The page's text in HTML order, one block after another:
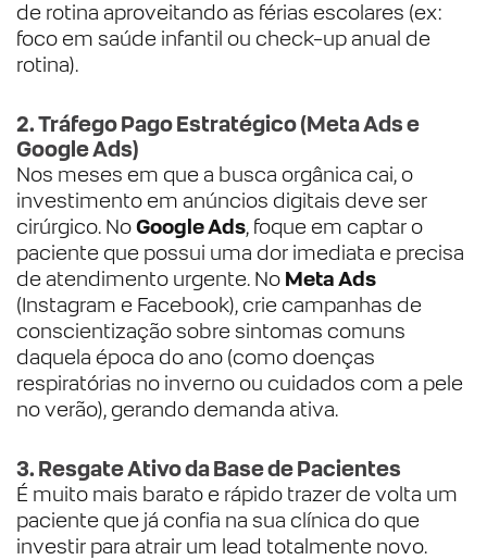
de rotina aproveitando as férias escolares (ex:
foco em saúde infantil ou check-up anual de
rotina).
2. Tráfego Pago Estratégico (Meta Ads e
Google Ads)
Nos meses em que a busca orgânica cai, o
investimento em anúncios digitais deve ser
cirúrgico. NoGoogle Ads, foque em captar o
paciente que possui uma dor imediata e precisa
de atendimento urgente. No Meta Ads
(Instagram e Facebook), crie campanhas de
conscientização sobre sintomas comuns
daquela época do ano (como doenças
respiratórias no inverno ou cuidados com a pele
no verão), gerando demanda ativa.
3. Resgate Ativo da Base de Pacientes
É muito mais barato e rápido trazer de volta um
paciente que já confia na sua clínica do que
investir para atrair um lead totalmente novo.